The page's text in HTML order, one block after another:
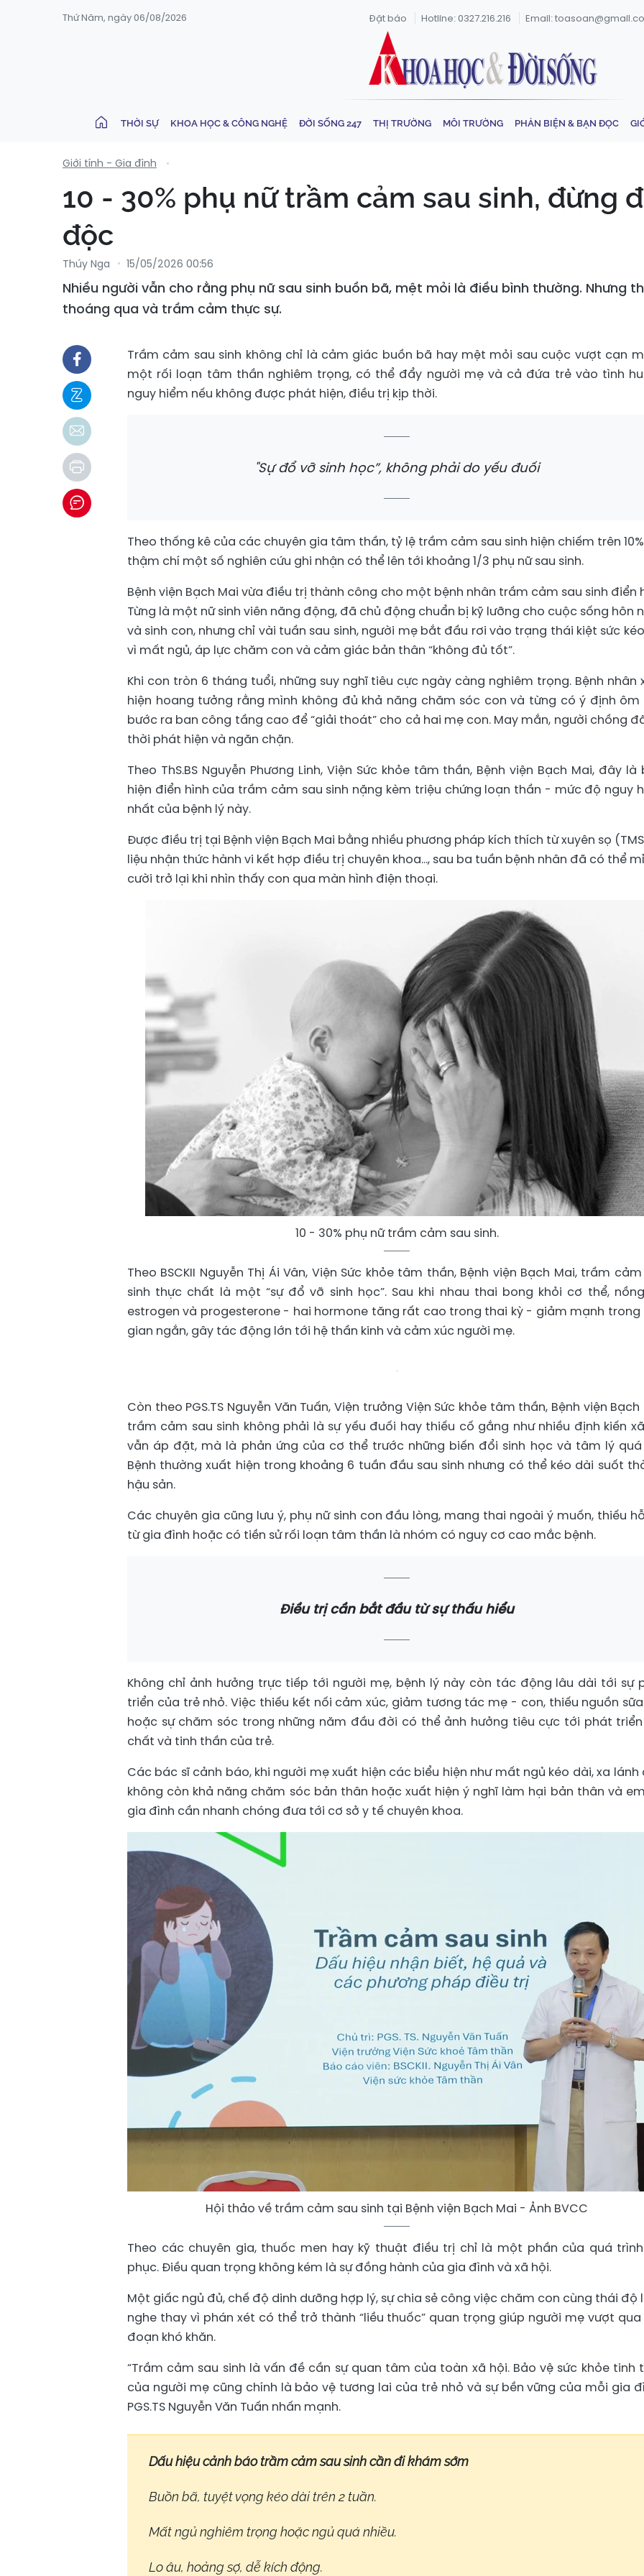
Thứ Năm, ngày 06/08/2026 Đặt báo Hotline: 0327.216.216 Email:
THỜI SỰ KHOA HỌC & CÔNG NGHỆ ĐỜI SỐNG 247 THỊ TRƯỜNG MÔI TRƯỜNG PHẢN BIỆN & BẠN ĐỌC
Giới tính - Gia đình
10 - 30% phụ nữ trầm cảm sau sinh, đừng
độc
Thúy Nga 15/05/2026 00:56
Nhiều người vẫn cho rằng phụ nữ sau sinh buồn bã, mệt mỏi là điều bình thường. Nhưng
thoáng qua và trầm cảm thực sự.
Trầm cảm sau sinh không chỉ là cảm giác buồn bã hay mệt mỏi sau cuộc vượt cạn
một rối loạn tâm thần nghiêm trọng, có thể đẩy người mẹ và cả đứa trẻ vào tình
nguy hiểm nếu không được phát hiện, điều trị kịp thời.
"Sự đổ vỡ sinh học”, không phải do yếu đuối
Theo thống kê của các chuyên gia tâm thần, tỷ lệ trầm cảm sau sinh hiện chiếm trên
thậm chí một số nghiên cứu ghi nhận có thể lên tới khoảng 1/3 phụ nữ sau sinh.
Bệnh viện Bạch Mai vừa điều trị thành công cho một bệnh nhân trầm cảm sau sinh điển
Từng là một nữ sinh viên năng động, đã chủ động chuẩn bị kỹ lưỡng cho cuộc sống hôn
và sinh con, nhưng chỉ vài tuần sau sinh, người mẹ bắt đầu rơi vào trạng thái kiệt sức
vì mất ngủ, áp lực chăm con và cảm giác bản thân “không đủ tốt”.
Khi con tròn 6 tháng tuổi, những suy nghĩ tiêu cực ngày càng nghiêm trọng. Bệnh nhân
hiện hoang tưởng rằng mình không đủ khả năng chăm sóc con và từng có ý định ôm
bước ra ban công tầng cao để “giải thoát” cho cả hai mẹ con. May mắn, người chồng
thời phát hiện và ngăn chặn.
Theo ThS.BS Nguyễn Phương Linh, Viện Sức khỏe tâm thần, Bệnh viện Bạch Mai, đây là
hiện điển hình của trầm cảm sau sinh nặng kèm triệu chứng loạn thần - mức độ nguy
nhất của bệnh lý này.
Được điều trị tại Bệnh viện Bạch Mai bằng nhiều phương pháp kích thích từ xuyên sọ
liệu nhận thức hành vi kết hợp điều trị chuyên khoa..., sau ba tuần bệnh nhân đã có thể
cười trở lại khi nhìn thấy con qua màn hình điện thoại.
10 - 30% phụ nữ trầm cảm sau sinh.
Theo BSCKII Nguyễn Thị Ái Vân, Viện Sức khỏe tâm thần, Bệnh viện Bạch Mai, trầm
sinh thực chất là một “sự đổ vỡ sinh học”. Sau khi nhau thai bong khỏi cơ thể,
estrogen và progesterone - hai hormone tăng rất cao trong thai kỳ - giảm mạnh trong
gian ngắn, gây tác động lớn tới hệ thần kinh và cảm xúc người mẹ.
Còn theo PGS.TS Nguyễn Văn Tuấn, Viện trưởng Viện Sức khỏe tâm thần, Bệnh viện Bạch
trầm cảm sau sinh không phải là sự yếu đuối hay thiếu cố gắng như nhiều định kiến
vẫn áp đặt, mà là phản ứng của cơ thể trước những biến đổi sinh học và tâm lý quá
Bệnh thường xuất hiện trong khoảng 6 tuần đầu sau sinh nhưng có thể kéo dài suốt
hậu sản.
Các chuyên gia cũng lưu ý, phụ nữ sinh con đầu lòng, mang thai ngoài ý muốn, thiếu
từ gia đình hoặc có tiền sử rối loạn tâm thần là nhóm có nguy cơ cao mắc bệnh.
Điều trị cần bắt đầu từ sự thấu hiểu
Không chỉ ảnh hưởng trực tiếp tới người mẹ, bệnh lý này còn tác động lâu dài tới sự
triển của trẻ nhỏ. Việc thiếu kết nối cảm xúc, giảm tương tác mẹ - con, thiếu nguồn
hoặc sự chăm sóc trong những năm đầu đời có thể ảnh hưởng tiêu cực tới phát
chất và tinh thần của trẻ.
Các bác sĩ cảnh báo, khi người mẹ xuất hiện các biểu hiện như mất ngủ kéo dài, xa lánh
không còn khả năng chăm sóc bản thân hoặc xuất hiện ý nghĩ làm hại bản thân và
gia đình cần nhanh chóng đưa tới cơ sở y tế chuyên khoa.
Hội thảo về trầm cảm sau sinh tại Bệnh viện Bạch Mai - Ảnh BVCC
Theo các chuyên gia, thuốc men hay kỹ thuật điều trị chỉ là một phần của quá
phục. Điều quan trọng không kém là sự đồng hành của gia đình và xã hội.
Một giấc ngủ đủ, chế độ dinh dưỡng hợp lý, sự chia sẻ công việc chăm con cùng thái độ
nghe thay vì phán xét có thể trở thành “liều thuốc” quan trọng giúp người mẹ vượt
đoạn khó khăn.
“Trầm cảm sau sinh là vấn đề cần sự quan tâm của toàn xã hội. Bảo vệ sức khỏe tinh
của người mẹ cũng chính là bảo vệ tương lai của trẻ nhỏ và sự bền vững của mỗi gia
PGS.TS Nguyễn Văn Tuấn nhấn mạnh.
Dấu hiệu cảnh báo trầm cảm sau sinh cần đi khám sớm
Buồn bã, tuyệt vọng kéo dài trên 2 tuần.
Mất ngủ nghiêm trọng hoặc ngủ quá nhiều.
Lo âu, hoảng sợ, dễ kích động.